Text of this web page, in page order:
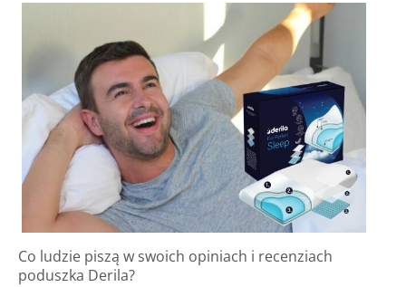
Co ludzie piszą w swoich opiniach i recenziach
poduszka Derila?